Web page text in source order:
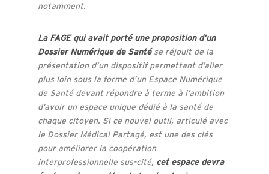
notamment.
La FAGE qui avait porté une proposition d’un
Dossier Numérique de Santése réjouit de la
présentation d’un dispositif permettant d’aller
plus loin sous la forme d’un Espace Numérique
de Santé devant répondre à terme à l’ambition
d’avoir un espace unique dédié à la santé de
chaque citoyen. Si ce nouvel outil, articulé avec
le Dossier Médical Partagé, est une des clés
pour améliorer la coopération
interprofessionnelle sus-cité, cet espace devra